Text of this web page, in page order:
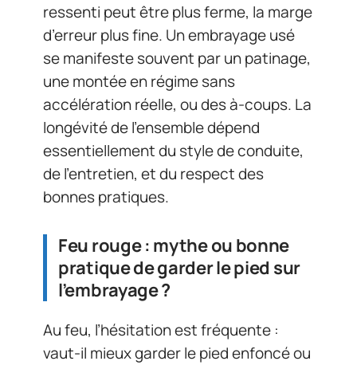
ressenti peut être plus ferme, la marge
d’erreur plus fine. Un embrayage usé
se manifeste souvent par un patinage,
une montée en régime sans
accélération réelle, ou des à-coups. La
longévité de l’ensemble dépend
essentiellement du style de conduite,
de l’entretien, et du respect des
bonnes pratiques.
Feu rouge : mythe ou bonne
pratique de garder le pied sur
l’embrayage ?
Au feu, l’hésitation est fréquente :
vaut-il mieux garder le pied enfoncé ou